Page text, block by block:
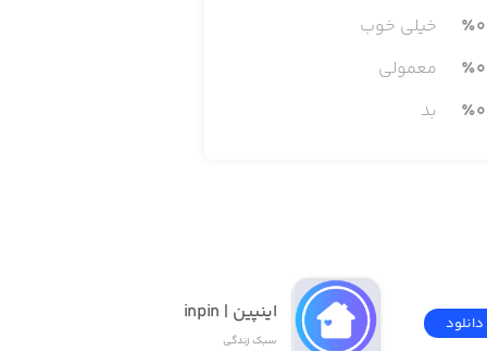
٪0
خیلی خوب
٪0
معمولی
٪0 بد
دانلود اینپین | inpin
سبک زندگی